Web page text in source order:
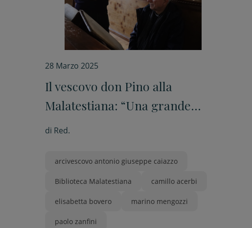
28 Marzo 2025
Il vescovo don Pino alla
Malatestiana: “Una grande
emozione”
di Red.
arcivescovo antonio giuseppe caiazzo
Biblioteca Malatestiana camillo acerbi
elisabetta bovero marino mengozzi
paolo zanfini